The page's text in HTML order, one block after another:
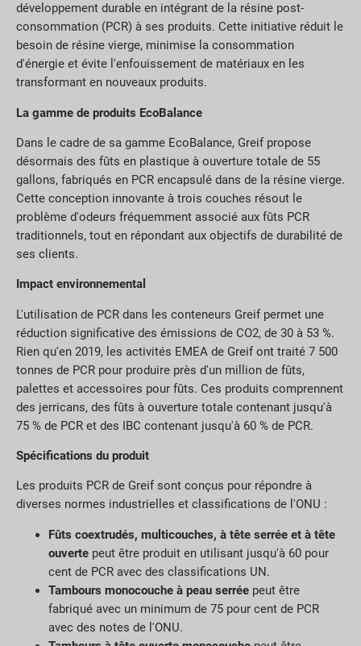
développement durable en intégrant de la résine post-
consommation (PCR) à ses produits. Cette initiative réduit le
besoin de résine vierge, minimise la consommation
d'énergie et évite l'enfouissement de matériaux en les
transformant en nouveaux produits.
La gamme de produits EcoBalance
Dans le cadre de sa gamme EcoBalance, Greif propose
désormais des fûts en plastique à ouverture totale de 55
gallons, fabriqués en PCR encapsulé dans de la résine vierge.
Cette conception innovante à trois couches résout le
problème d'odeurs fréquemment associé aux fûts PCR
traditionnels, tout en répondant aux objectifs de durabilité de
ses clients.
Impact environnemental
L'utilisation de PCR dans les conteneurs Greif permet une
réduction significative des émissions de CO2, de 30 à 53 %.
Rien qu'en 2019, les activités EMEA de Greif ont traité 7 500
tonnes de PCR pour produire près d'un million de fûts,
palettes et accessoires pour fûts. Ces produits comprennent
des jerricans, des fûts à ouverture totale contenant jusqu'à
75 % de PCR et des IBC contenant jusqu'à 60 % de PCR.
Spécifications du produit
Les produits PCR de Greif sont conçus pour répondre à
diverses normes industrielles et classifications de l'ONU :
Fûts coextrudés, multicouches, à tête serrée et à tête
ouverte peut être produit en utilisant jusqu'à 60 pour
cent de PCR avec des classifications UN.
Tambours monocouche à peau serrée peut être
fabriqué avec un minimum de 75 pour cent de PCR
avec des notes de l'ONU.